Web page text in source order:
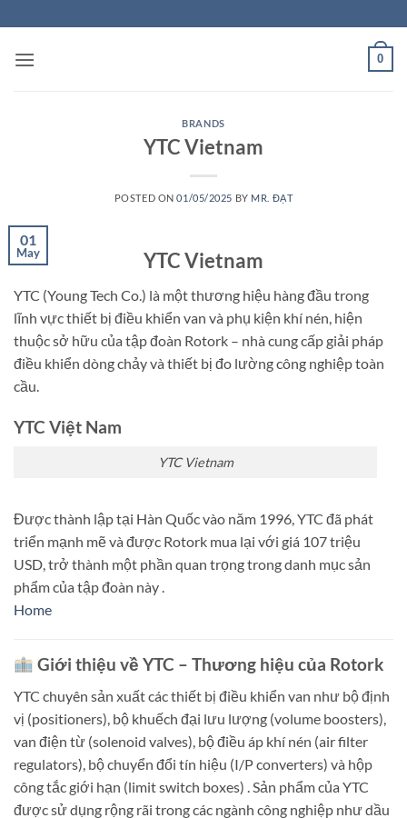
to
content
0
BRANDS
YTC Vietnam
POSTED ON01/05/2025 BY MR. ĐẠT
01
May YTC Vietnam
YTC (Young Tech Co.) là một thương hiệu hàng đầu trong
lĩnh vực thiết bị điều khiển van và phụ kiện khí nén, hiện
thuộc sở hữu của tập đoàn Rotork – nhà cung cấp giải pháp
điều khiển dòng chảy và thiết bị đo lường công nghiệp toàn
cầu.
YTC Việt Nam
YTC Vietnam
Được thành lập tại Hàn Quốc vào năm 1996, YTC đã phát
triển mạnh mẽ và được Rotork mua lại với giá 107 triệu
USD, trở thành một phần quan trọng trong danh mục sản
phẩm của tập đoàn này
Home
Giới thiệu về YTC – Thương hiệu của Rotork
YTC chuyên sản xuất các thiết bị điều khiển van như bộ định
vị (positioners), bộ khuếch đại lưu lượng (volume boosters),
van điện từ (solenoid valves), bộ điều áp khí nén (air filter
regulators), bộ chuyển đổi tín hiệu (I/P converters) và hộp
công tắc giới hạn (limit switch boxes) .Sản phẩm của YTC
được sử dụng rộng rãi trong các ngành công nghiệp như dầu